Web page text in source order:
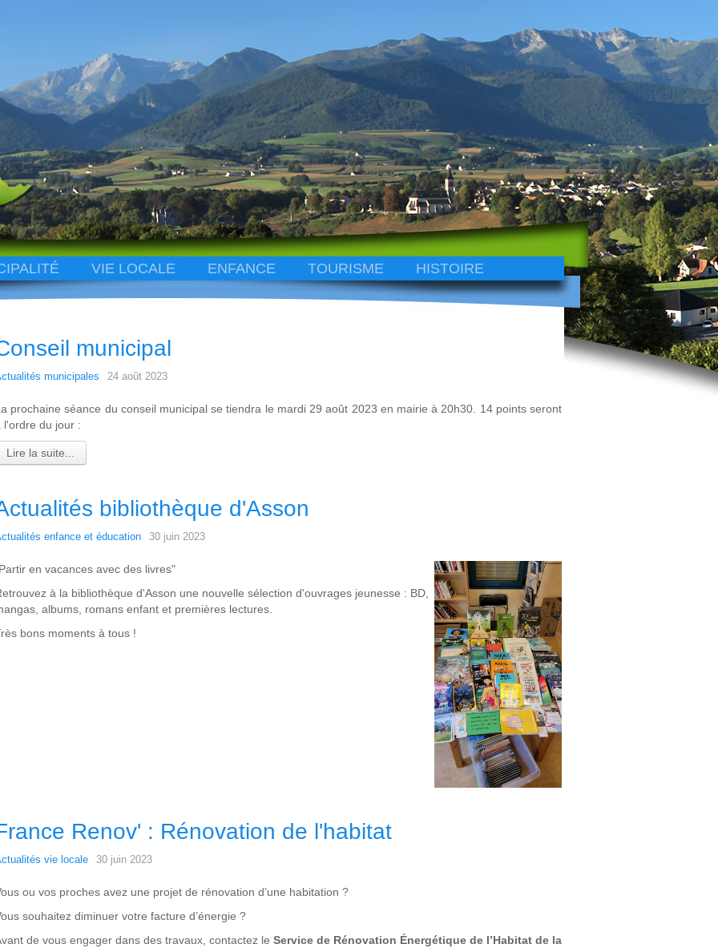
VIE LOCALE ENFANCE TOURISME HISTOIRE
municipal
municipales 24 août 2023
prochaine séance du conseil municipal se tiendra le mardi 29 août 2023 en mairie à 20h30. 14 points seront
l'ordre du jour :
Lire la suite...
bibliothèque d'Asson
enfance et éducation 30 juin 2023
en vacances avec des livres"
à la bibliothèque d'Asson une nouvelle sélection d'ouvrages jeunesse : BD,
albums, romans enfant et premières lectures.
bons moments à tous !
Renov' : Rénovation de l'habitat
vie locale 30 juin 2023
ou vos proches avez une projet de rénovation d’une habitation ?
souhaitez diminuer votre facture d’énergie ?
de vous engager dans des travaux, contactez le Service de Rénovation Énergétique de l’Habitat de la